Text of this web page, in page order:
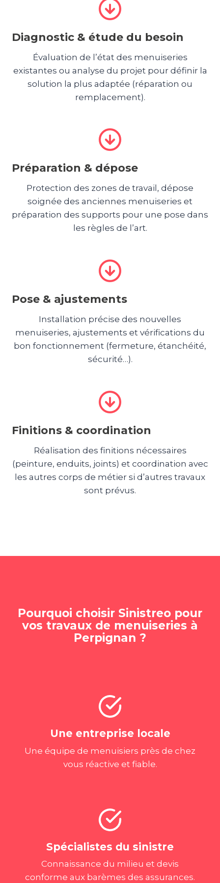
Diagnostic & étude du besoin
Évaluation de l’état des menuiseries
existantes ou analyse du projet pour définir la
solution la plus adaptée (réparation ou
remplacement).
Préparation & dépose
Protection des zones de travail, dépose
soignée des anciennes menuiseries et
préparation des supports pour une pose dans
les règles de l’art.
Pose & ajustements
Installation précise des nouvelles
menuiseries, ajustements et vérifications du
bon fonctionnement (fermeture, étanchéité,
sécurité…).
Finitions & coordination
Réalisation des finitions nécessaires
(peinture, enduits, joints) et coordination avec
les autres corps de métier si d’autres travaux
sont prévus.
Pourquoi choisir Sinistreo pour
vos travaux de menuiseries à
Perpignan ?
Une entreprise locale
Une équipe de menuisiers près de chez
vous réactive et fiable.
Spécialistes du sinistre
Connaissance du milieu et devis
conforme aux barèmes des assurances.